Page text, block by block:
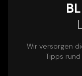
Wir versorgen
Tipps